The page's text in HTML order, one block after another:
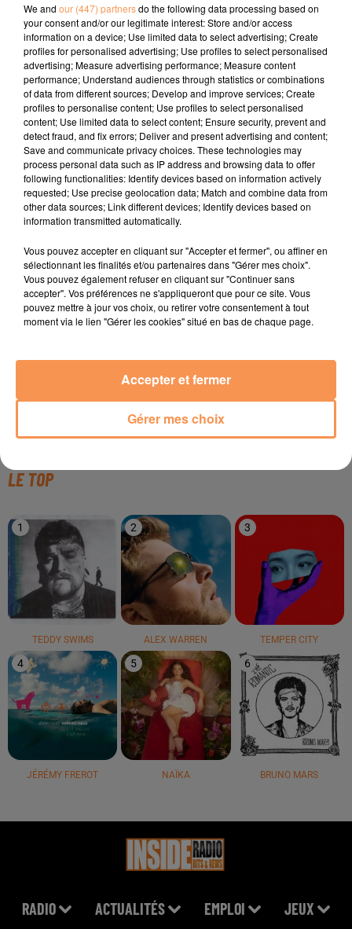
Instagram : atol_lescar
Magasin à Serres-Castet
Facebook :Atol Mon Opticien (ZA du Pont-Long, Route de
l'aéroport, Serres-Castet)
Instagram :atol-serrescastet
TITRES DIFFUSÉS
20h54
20h54
LILLY WOOD AND THE
20h51
20h51
SUZANE
Lendemain De Fête
20h47
20h47
TAYLOR SWIFT
LE TOP
1
TEDDY SWIMS
2
ALEX WARREN
3
TEMPER CITY
4
JÉRÉMY FREROT
5
NAÏKA
6
BRUNO MARS
RADIO ACTUALITÉS EMPLOI JEUX
We and our (447) partnersdo the following data processing based on
your consent and/or our legitimate interest: Store and/or access
information on a device; Use limited data to select advertising; Create
profiles for personalised advertising; Use profiles to select personalised
advertising; Measure advertising performance; Measure content
performance; Understand audiences through statistics or combinations
of data from different sources; Develop and improve services; Create
profiles to personalise content; Use profiles to select personalised
content; Use limited data to select content; Ensure security, prevent and
detect fraud, and fix errors; Deliver and present advertising and content;
Save and communicate privacy choices. These technologies may
process personal data such as IP address and browsing data to offer
following functionalities: Identify devices based on information actively
requested; Use precise geolocation data; Match and combine data from
other data sources; Link different devices; Identify devices based on
information transmitted automatically.
Vous pouvez accepter en cliquant sur "Accepter et fermer", ou affiner en
sélectionnant les finalités et/ou partenaires dans "Gérer mes choix".
Vous pouvez également refuser en cliquant sur "Continuer sans
accepter". Vos préférences ne s'appliqueront que pour ce site. Vous
pouvez mettre à jour vos choix, ou retirer votre consentement à tout
moment via le lien "Gérer les cookies" situé en bas de chaque page.
Gérer mes choix
Accepter et fermer